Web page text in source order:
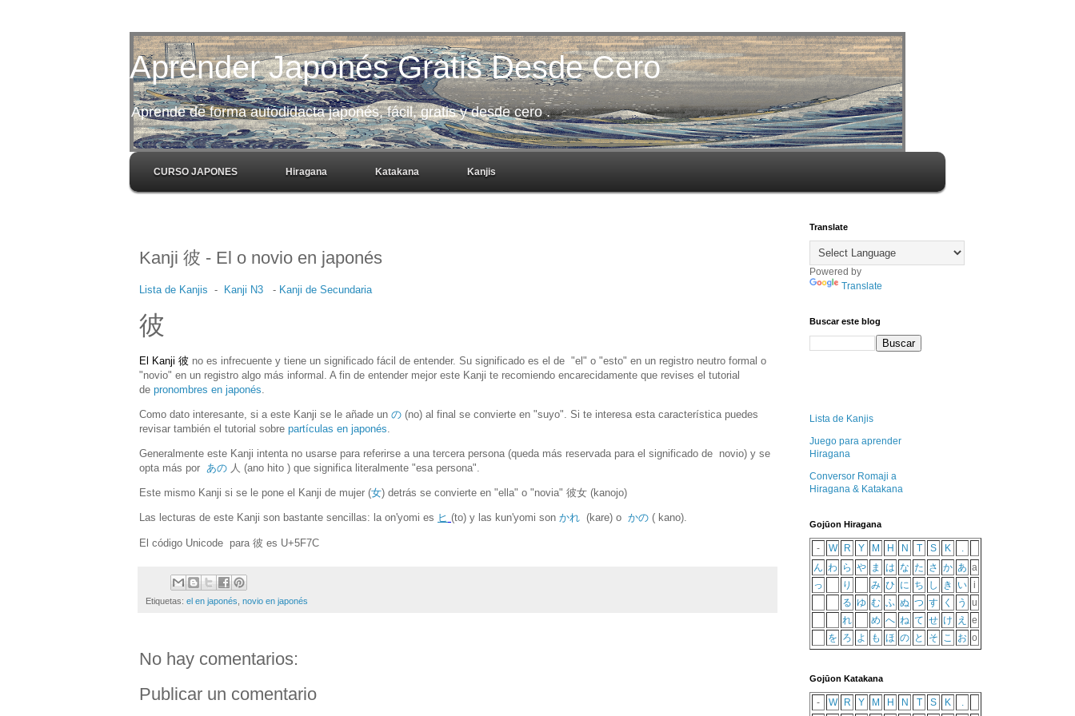
Aprender Japonés Gratis Desde Cero
Aprende de forma autodidacta japonés, fácil, gratis y desde cero .
CURSO JAPONES Hiragana Katakana Kanjis
Kanji 彼 - El o novio en japonés
Lista de Kanjis - Kanji N3 - Kanji de Secundaria
彼
El Kanji 彼 no es infrecuente y tiene un significado fácil de entender. Su significado es el de "el" o "esto" en un registro neutro formal o
"novio" en un registro algo más informal. A fin de entender mejor este Kanji te recomiendo encarecidamente que revises el tutorial
de pronombres en japonés
Como dato interesante, si a este Kanji se le añade un の (no) al final se convierte en "suyo". Si te interesa esta característica puedes
revisar también el tutorial sobre partículas en japonés
Generalmente este Kanji intenta no usarse para referirse a una tercera persona (queda más reservada para el significado de novio) y se
opta más por あの 人 (ano hito ) que significa literalmente "esa persona".
Este mismo Kanji si se le pone el Kanji de mujer (女) detrás se convierte en "ella" o "novia" 彼女 (kanojo)
Las lecturas de este Kanji son bastante sencillas: la on'yomi es ヒ (to) y las kun'yomi son かれ (kare) o かの ( kano).
El código Unicode para 彼 es U+5F7C
Etiquetas: el en japonés novio en japonés
No hay comentarios:
Publicar un comentario
Translate
Powered by
Translate
Buscar este blog
Lista de Kanjis
Juego para aprender
Hiragana
Conversor Romaji a
Hiragana & Katakana
Gojūon Hiragana
- W R Y M H N T S K
.
ん わ ら や ま は な た さ か あ a
っ
り み ひ に ち し き い i
る ゆ む ふ ぬ つ す く う
u
れ
め へ ね て せ け え
e
を ろ よ も ほ の と そ こ お o
Gojūon Katakana
- W R Y M H N T S K
.